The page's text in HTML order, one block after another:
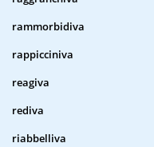
rammorbidiva
rappicciniva
reagiva
rediva
riabbelliva